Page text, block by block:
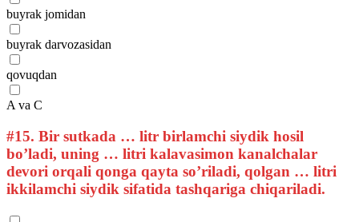
buyrak jomidan
buyrak darvozasidan
qovuqdan
A va C
#15. Bir sutkada … litr birlamchi siydik hosil
bo’ladi, uning … litri kalavasimon kanalchalar
devori orqali qonga qayta so’riladi, qolgan … litri
ikkilamchi siydik sifatida tashqariga chiqariladi.